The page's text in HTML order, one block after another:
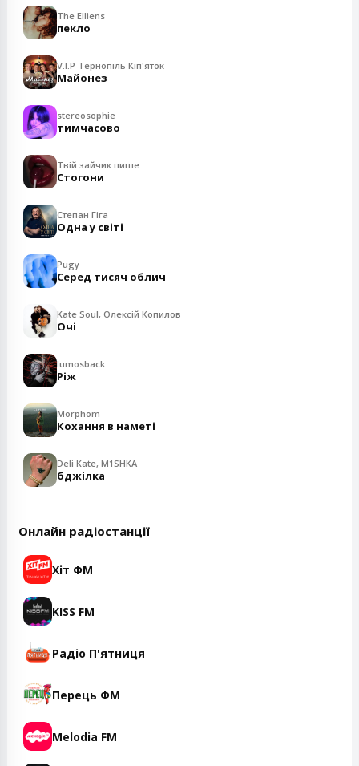
The Elliens
пекло
V.I.P Тернопіль Кіп'яток
Майонез
stereosophie
тимчасово
Твій зайчик пише
Стогони
Степан Гіга
Одна у світі
Pugy
Серед тисяч облич
Kate Soul, Олексій Копилов
Очі
lumosback
Ріж
Morphom
Кохання в наметі
Deli Kate, M1SHKA
бджілка
Онлайн радіостанції
Хіт ФМ
KISS FM
Радіо П'ятниця
Перець ФМ
Melodia FM